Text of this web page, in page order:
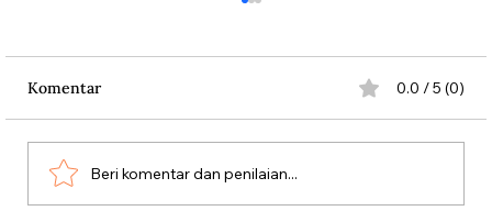
Dari Srebrenica ke Palestina
Komentar 0.0 / 5 (0)
Beri komentar dan penilaian...